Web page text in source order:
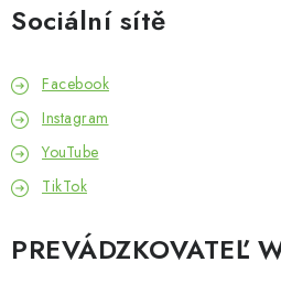
OSTATNÉ
DOVOLENKA
Doprava a platba Recenzie
Sociální sítě
Facebook
Instagram
YouTube
TikTok
PREVÁDZKOVATEĽ